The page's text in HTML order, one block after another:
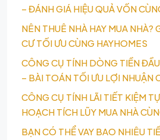
– ĐÁNH GIÁ HIỆU QUẢ VỐN
NÊN THUÊ NHÀ HAY MUA NHÀ?
CƯ TỐI ƯU CÙNG HAYHOMES
CÔNG CỤ TÍNH DÒNG TIỀN
– BÀI TOÁN TỐI ƯU LỢI NHUẬN
CÔNG CỤ TÍNH LÃI TIẾT KIỆM
HOẠCH TÍCH LŨY MUA NHÀ
BẠN CÓ THỂ VAY BAO NHIÊU